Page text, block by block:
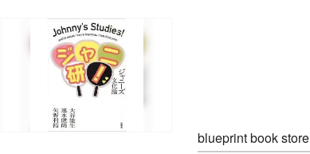
blueprint book store